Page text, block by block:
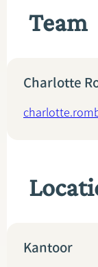
Team
Charlotte
Kantoor